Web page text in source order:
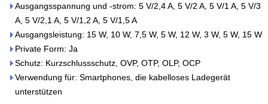
Ausgangsspannung und -strom: 5 V/2,4 A, 5 V/2 A, 5 V/1 A, 5 V/3
A, 5 V/2,1 A, 5 V/1,2 A, 5 V/1,5 A
Ausgangsleistung: 15 W, 10 W, 7,5 W, 5 W, 12 W, 3 W, 5 W, 15 W
Private Form: Ja
Schutz: Kurzschlussschutz, OVP, OTP, OLP, OCP
Verwendung für: Smartphones, die kabelloses Ladegerät
unterstützen